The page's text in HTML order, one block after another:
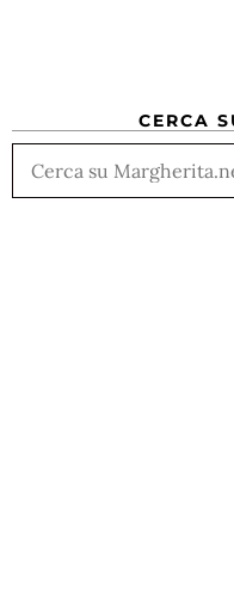
CERCA